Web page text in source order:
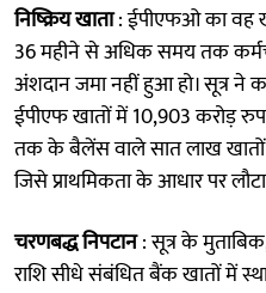
निष्क्रिय खाता: ईपीएफओ का वह
36 महीने से अधिक समय तक
अंशदान जमा नहीं हुआ हो। सूत्र ने
ईपीएफ खातों में 10,903 करोड़
तक के बैलेंस वाले सात लाख खातों
जिसे प्राथमिकता के आधार पर
चरणबद्ध निपटान: सूत्र के
राशि सीधे संबंधित बैंक खातों में